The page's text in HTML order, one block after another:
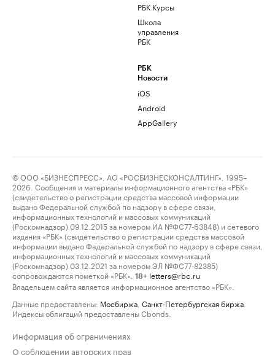
РБК Курсы
Школа
управления
РБК
РБК
Новости
iOS
Android
AppGallery
© ООО «БИЗНЕСПРЕСС», АО «РОСБИЗНЕСКОНСАЛТИНГ», 1995–
2026. Сообщения и материалы информационного агентства «РБК»
(свидетельство о регистрации средства массовой информации
выдано Федеральной службой по надзору в сфере связи,
информационных технологий и массовых коммуникаций
(Роскомнадзор) 09.12.2015 за номером ИА №ФС77-63848) и сетевого
издания «РБК» (свидетельство о регистрации средства массовой
информации выдано Федеральной службой по надзору в сфере связи,
информационных технологий и массовых коммуникаций
(Роскомнадзор) 03.12.2021 за номером ЭЛ №ФС77-82385)
сопровождаются пометкой «РБК».
18+ letters@rbc.ru
Владельцем сайта является информационное агентство «РБК».
Данные предоставлены: Мосбиржа Санкт-Петербургская биржа
Индексы облигаций предоставлены Cbonds.
Информация об ограничениях
О соблюдении авторских прав